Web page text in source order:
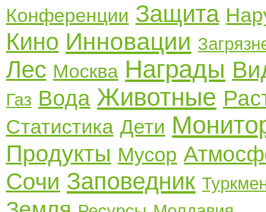
Конференции Защита
Кино Инновации
Лес Москва Награды
Газ Вода Животные
Статистика Дети
Продукты Мусор
Сочи Заповедник